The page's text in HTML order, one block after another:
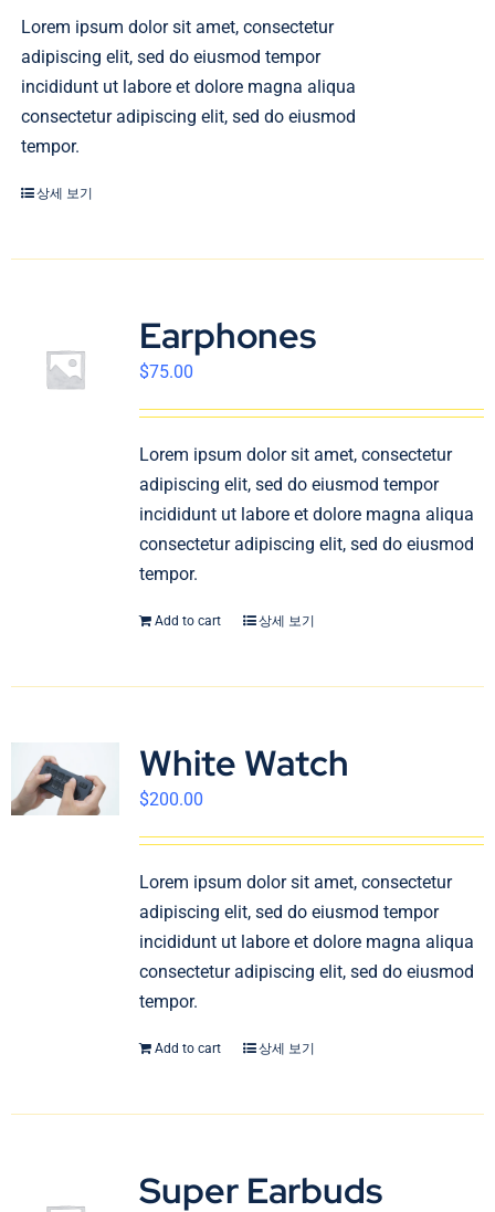
Lorem ipsum dolor sit amet, consectetur
adipiscing elit, sed do eiusmod tempor
incididunt ut labore et dolore magna aliqua
consectetur adipiscing elit, sed do eiusmod
tempor.
상세 보기
Earphones
$75.00
Lorem ipsum dolor sit amet, consectetur
adipiscing elit, sed do eiusmod tempor
incididunt ut labore et dolore magna aliqua
consectetur adipiscing elit, sed do eiusmod
tempor.
Add to cart 상세 보기
White Watch
$200.00
Lorem ipsum dolor sit amet, consectetur
adipiscing elit, sed do eiusmod tempor
incididunt ut labore et dolore magna aliqua
consectetur adipiscing elit, sed do eiusmod
tempor.
Add to cart 상세 보기
Super Earbuds